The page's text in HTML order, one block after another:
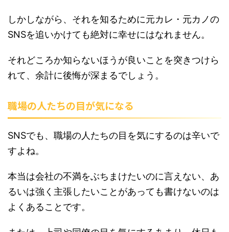
しかしながら、それを知るために元カレ・元カノの
SNSを追いかけても絶対に幸せにはなれません。
それどころか知らないほうが良いことを突きつけら
れて、余計に後悔が深まるでしょう。
職場の人たちの目が気になる
SNSでも、職場の人たちの目を気にするのは辛いで
すよね。
本当は会社の不満をぶちまけたいのに言えない、あ
るいは強く主張したいことがあっても書けないのは
よくあることです。